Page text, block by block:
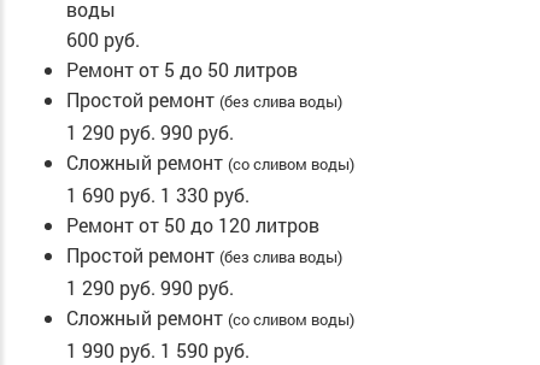
воды
600 руб.
Ремонт от 5 до 50 литров
Простой ремонт (без слива воды)
1 290 руб. 990 руб.
Сложный ремонт (со сливом воды)
1 690 руб. 1 330 руб.
Ремонт от 50 до 120 литров
Простой ремонт (без слива воды)
1 290 руб. 990 руб.
Сложный ремонт (со сливом воды)
1 990 руб. 1 590 руб.